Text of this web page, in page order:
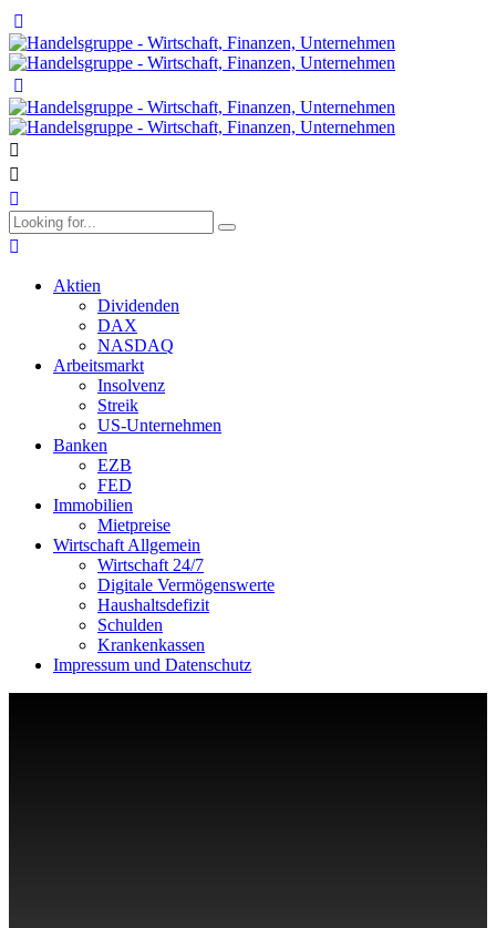
Aktien
Dividenden
DAX
NASDAQ
Arbeitsmarkt
Insolvenz
Streik
US-Unternehmen
Banken
EZB
FED
Immobilien
Mietpreise
Wirtschaft Allgemein
Wirtschaft 24/7
Digitale Vermögenswerte
Haushaltsdefizit
Schulden
Krankenkassen
Impressum und Datenschutz